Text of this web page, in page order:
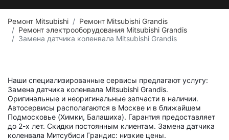
Ремонт Mitsubishi
Ремонт Mitsubishi Grandis
Ремонт электрооборудования Mitsubishi Grandis
Замена датчика коленвала Mitsubishi Grandis
Наши специализированные сервисы предлагают услугу:
Замена датчика коленвала Mitsubishi Grandis.
Оригинальные и неоригинальные запчасти в наличии.
Автосервисы располагаются в Москве и в ближайшем
Подмосковье (Химки, Балашиха). Гарантия предоставляет
до 2-х лет. Скидки постоянным клиентам. Замена датчика
коленвала Митсубиси Грандис: низкие цены.